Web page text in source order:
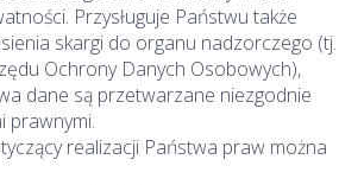
Przysługuje Państwu także
skargi do organu nadzorczego (tj.
Ochrony Danych Osobowych),
dane są przetwarzane niezgodnie
prawnymi.
realizacji Państwa praw można